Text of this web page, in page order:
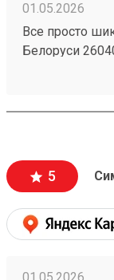
01.05.2026
Все просто
Белоруси
теперь только
5